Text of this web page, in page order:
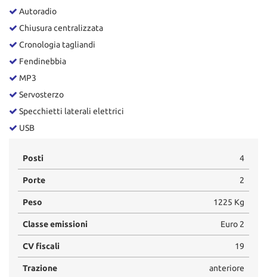
Autoradio
Chiusura centralizzata
Cronologia tagliandi
Fendinebbia
MP3
Servosterzo
Specchietti laterali elettrici
USB
Posti 4
Porte 2
Peso 1225 Kg
Classe emissioni Euro 2
CV fiscali 19
Trazione anteriore
Cookie necessari
Cookie delle preferenze
Cookie di marketing
Leggi
la
cookie
policy